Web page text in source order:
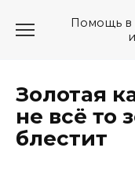
Помощь в
Золотая
не всё то
блестит